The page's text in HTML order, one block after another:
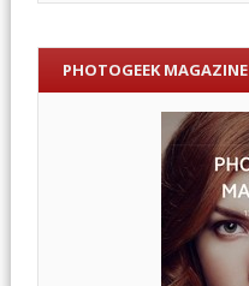
PHOTOGEEK MAGAZINE